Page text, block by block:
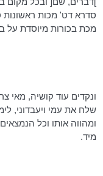
סדרא דט' מכות
מכת בכורות מיוסדת על
ונקדים עוד קושיה, מאי
שלח את עמי ויעבדוני,
ומהווה אותו וכל
מיד.